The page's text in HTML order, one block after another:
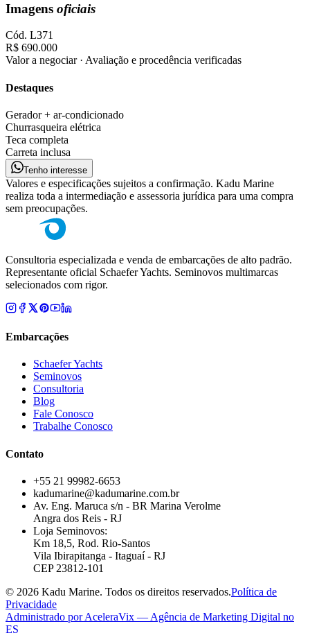
Imagens oficiais
Cód. L371
R$ 690.000
Valor a negociar · Avaliação e procedência verificadas
Destaques
Gerador + ar-condicionado
Churrasqueira elétrica
Teca completa
Carreta inclusa
Tenho interesse
Valores e especificações sujeitos a confirmação. Kadu Marine
realiza toda a intermediação e assessoria jurídica para uma compra
sem preocupações.
Consultoria especializada e venda de embarcações de alto padrão.
Representante oficial Schaefer Yachts. Seminovos multimarcas
selecionados com rigor.
Embarcações
Schaefer Yachts
Seminovos
Consultoria
Blog
Fale Conosco
Trabalhe Conosco
Contato
+55 21 99982-6653
kadumarine@kadumarine.com.br
Av. Eng. Maruca s/n - BR Marina Verolme
Angra dos Reis - RJ
Loja Seminovos:
Km 18,5, Rod. Rio-Santos
Vila Ibirapitanga - Itaguaí - RJ
CEP 23812-101
© 2026 Kadu Marine. Todos os direitos reservados.Política de
Privacidade
Administrado porAceleraVix — Agência de Marketing Digital no
ES